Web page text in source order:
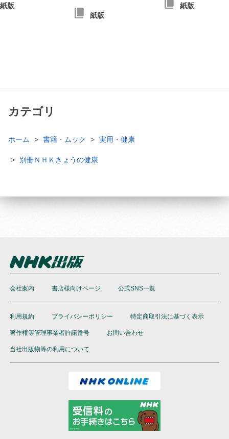
紙版
紙版
紙版
カテゴリ
ホーム 書籍・ムック 実用・健康
別冊ＮＨＫきょうの健康
会社案内 書店様向けページ 公式SNS一覧
利用規約 プライバシーポリシー 特定商取引法に基づく表示
著作権等管理事業者許諾番号 お問い合わせ
当社出版物等の利用について